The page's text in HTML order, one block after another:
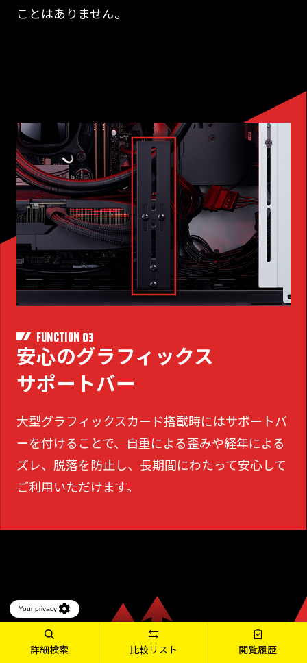
ことはありません。
FUNCTION 03
安心のグラフィックス
サポートバー
大型グラフィックスカード搭載時にはサポートバ
ーを付けることで、
自重による歪みや経年による
ズレ、脱落を防止し、長期間にわたって安心して
ご利用いただけます。
詳細検索 比較リスト 閲覧履歴